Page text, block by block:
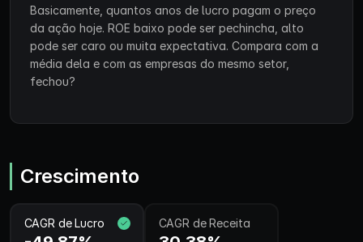
Basicamente, quantos anos de lucro pagam o preço
da ação hoje. ROE baixo pode ser pechincha, alto
pode ser caro ou muita expectativa. Compara com a
média dela e com as empresas do mesmo setor,
fechou?
Crescimento
CAGR de Lucro CAGR de Receita